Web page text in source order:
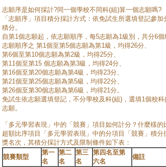
志願序是如何採計?同一個學校不同科(組)算一個志願嗎?
「志願序」項目積分採計方式：依免試生所選填登記參
積分。
自第1個志願起，依志願順序，每5志願為1級別，共分6
志願順序之 第1個至第5個志願為第1級，均得26分、
第6個至第10個志願為第2級，均得25分、
第11個至第15 個志願為第3級，均得24分、
第16個至第20個志願為第4級，均得23分、
第21個至第25個志願為第5級，均得22分、
第26個至第30個志願為第6級，均得21分。
免試生依志願選填登記，不分學校及科(組)，選填1個校
志願。
「多元學習表現」中的「競賽」項目如何計分？什麼樣
超額比序項目「多元學習表現」中的分項目「競賽」積
獎名次，其積分採計方式及限制條件如下表：
競賽類型
第一
名
第二
名
第三
名
第四名至第
六名
備註